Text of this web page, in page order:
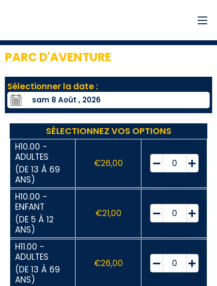
PARC D'AVENTURE
Sélectionner la date :
SÉLECTIONNEZ VOS OPTIONS
H10.00 -
ADULTES
(DE 13 À 69
ANS)
€26,00
H10.00 -
ENFANT
(DE 5 À 12
ANS)
€21,00
H11.00 -
ADULTES
(DE 13 À 69
ANS)
€26,00